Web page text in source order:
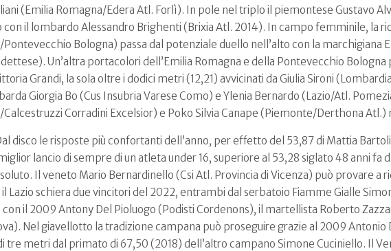
(Emilia Romagna/Edera Atl. Forlì). In pole nel triplo il piemontese Gustavo
il lombardo Alessandro Brighenti (Brixia Atl. 2014). In campo femminile, la
Pontevecchio Bologna) passa dal potenziale duello nell’alto con la marchigiana
Un’altra portacolori dell’Emilia Romagna e della Pontevecchio Bologna
Grandi, la sola oltre i dodici metri (12,21) avvicinati da Giulia Sironi
Giorgia Bo (Cus Insubria Varese Como) e Ylenia Bernardo (Lazio/Atl.
Calcestruzzi Corradini Excelsior) e Poko Silvia Canape (Piemonte/Derthona Atl.)
disco le risposte più confortanti dell’anno, per effetto del 53,87 di Mattia
lancio di sempre di un atleta under 16, superiore al 53,28 siglato 48 anni
Il veneto Mario Bernardinello (Csi Atl. Provincia di Vicenza) può provare a
Lazio schiera due vincitori del 2022, entrambi dal serbatoio Fiamme Gialle
il 2009 Antony Del Pioluogo (Podisti Cordenons), il martellista Roberto
Nel giavellotto la tradizione campana può proseguire grazie al 2009 Antonio
tre metri dal primato di 67,50 (2018) dell’altro campano Simone Cuciniello. Il